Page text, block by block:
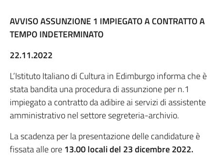
AVVISO ASSUNZIONE 1 IMPIEGATO A CONTRATTO A
TEMPO INDETERMINATO
22.11.2022
L’Istituto Italiano di Cultura in Edimburgo informa che è
stata bandita una procedura di assunzione per n.1
impiegato a contratto da adibire ai servizi di assistente
amministrativo nel settore segreteria-archivio.
La scadenza per la presentazione delle candidature è
fissata alle ore13.00 locali del 23 dicembre 2022.